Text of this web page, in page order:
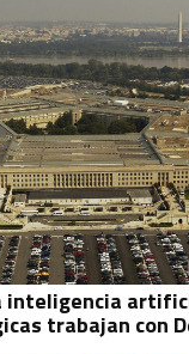
inteligencia
trabajan con